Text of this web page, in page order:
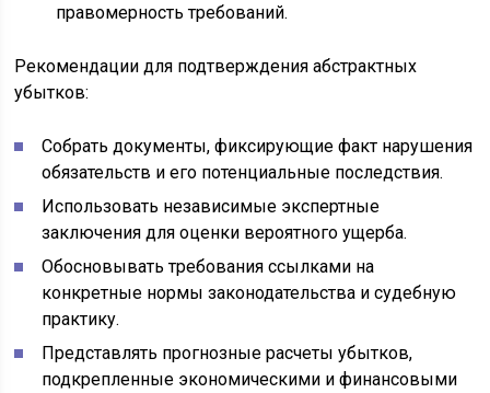
правомерность требований.
Рекомендации для подтверждения абстрактных
убытков:
Собрать документы, фиксирующие факт нарушения
обязательств и его потенциальные последствия.
Использовать независимые экспертные
заключения для оценки вероятного ущерба.
Обосновывать требования ссылками на
конкретные нормы законодательства и судебную
практику.
Представлять прогнозные расчеты убытков,
подкрепленные экономическими и финансовыми